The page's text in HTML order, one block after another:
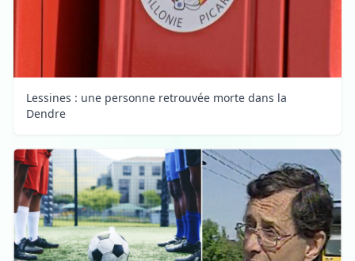
Lessines : une personne retrouvée morte dans la
Dendre